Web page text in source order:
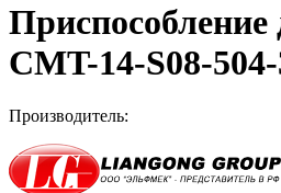
Приспособление
CMT-14-S08-
Производитель: